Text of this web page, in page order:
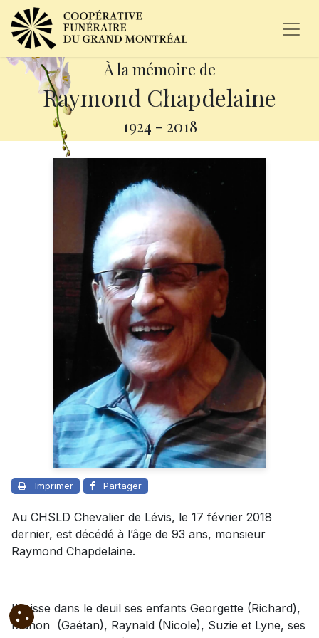
À la mémoire de
Raymond Chapdelaine
1924 - 2018
Imprimer Partager
Au CHSLD Chevalier de Lévis, le 17 février 2018
dernier, est décédé à l’âge de 93 ans, monsieur
Raymond Chapdelaine.
Il laisse dans le deuil ses enfants Georgette (Richard),
Manon (Gaétan), Raynald (Nicole), Suzie et Lyne, ses